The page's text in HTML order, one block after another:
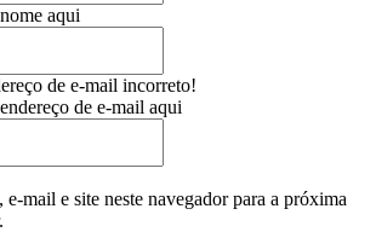
aqui
de e-mail incorreto!
de e-mail aqui
e-mail e site neste navegador para a próxima